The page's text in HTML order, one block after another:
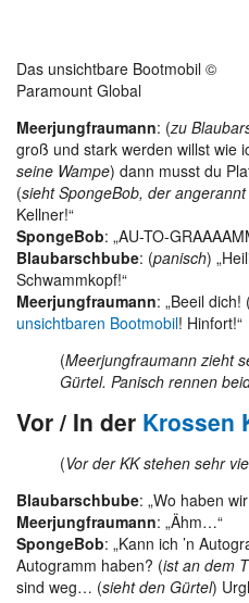
Das unsichtbare Bootmobil ©
Paramount Global
Meerjungfraumann: (zu
groß und stark werden willst wie
seine Wampe) dann musst du
(sieht SpongeBob, der
Kellner!“
SpongeBob: „AU-TO-
Blaubarschbube: (panisch)
Schwammkopf!“
Meerjungfraumann: „Beeil dich! (
unsichtbaren Bootmobil! Hinfort!“
(Meerjungfraumann zieht
Gürtel. Panisch rennen
Vor / In der Krossen
(Vor der KK stehen sehr
Blaubarschbube: „Wo haben
Meerjungfraumann: „Ähm…“
SpongeBob: „Kann ich ’n
Autogramm haben? (ist an dem
sind weg… (sieht den Gürtel)